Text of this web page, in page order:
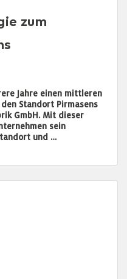
zum
Jahre einen mittleren
Standort Pirmasens
GmbH. Mit dieser
sein
und …